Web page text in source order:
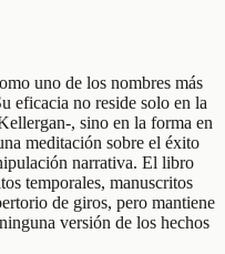
uno de los nombres más
eficacia no reside solo en la
, sino en la forma en
meditación sobre el éxito
narrativa. El libro
temporales, manuscritos
de giros, pero mantiene
versión de los hechos